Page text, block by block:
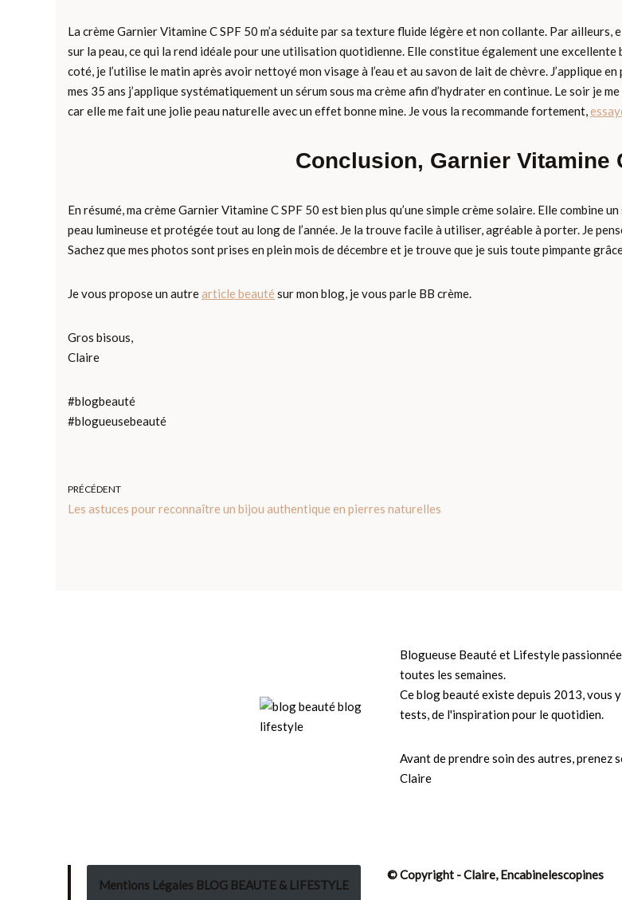
La crème Garnier Vitamine C SPF 50 m’a séduite par sa texture fluide légère et non collante. Par
sur la peau, ce qui la rend idéale pour une utilisation quotidienne. Elle constitue également une
coté, je l’utilise le matin après avoir nettoyé mon visage à l’eau et au savon de lait de chèvre. J’applique
mes 35 ans j’applique systématiquement un sérum sous ma crème afin d’hydrater en continue. Le soir je
car elle me fait une jolie peau naturelle avec un effet bonne mine. Je vous la recommande fortement,
Conclusion, Garnier Vitamine
En résumé, ma crème Garnier Vitamine C SPF 50 est bien plus qu’une simple crème solaire. Elle
peau lumineuse et protégée tout au long de l’année. Je la trouve facile à utiliser, agréable à porter. Je
Sachez que mes photos sont prises en plein mois de décembre et je trouve que je suis toute pimpante
Je vous propose un autrearticle beauté sur mon blog, je vous parle BB crème.
Gros bisous,
Claire
#blogbeauté
#blogueusebeauté
PRÉCÉDENT
Les astuces pour reconnaître un bijou authentique en pierres naturelles
Blogueuse Beauté et Lifestyle
toutes les semaines.
Ce blog beauté existe depuis 2013, vous
tests, de l'inspiration pour le quotidien.
Avant de prendre soin des autres, prenez
Claire
Mentions Légales BLOG BEAUTE & LIFESTYLE
© Copyright - Claire, Encabinelescopines